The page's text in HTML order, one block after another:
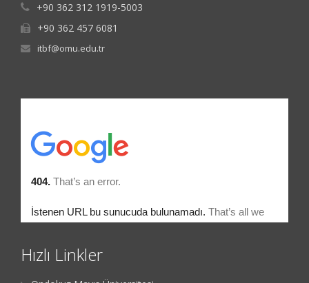
+90 362 312 1919-5003
+90 362 457 6081
itbf@omu.edu.tr
Hızlı Linkler